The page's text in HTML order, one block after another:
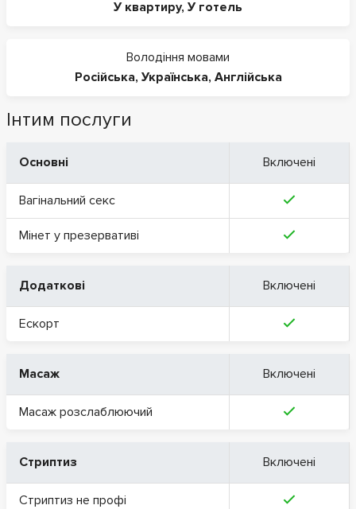
У квартиру, У готель
Володіння мовами
Російська, Українська, Англійська
Інтим послуги
Основні Включені
Вагінальний секс
Мінет у презервативі
Додаткові Включені
Ескорт
Масаж Включені
Масаж розслаблюючий
Стриптиз Включені
Стриптиз не профі